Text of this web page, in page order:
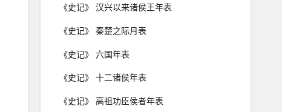
《史记》 汉兴以来诸侯王年表
《史记》 秦楚之际月表
《史记》 六国年表
《史记》 十二诸侯年表
《史记》 高祖功臣侯者年表